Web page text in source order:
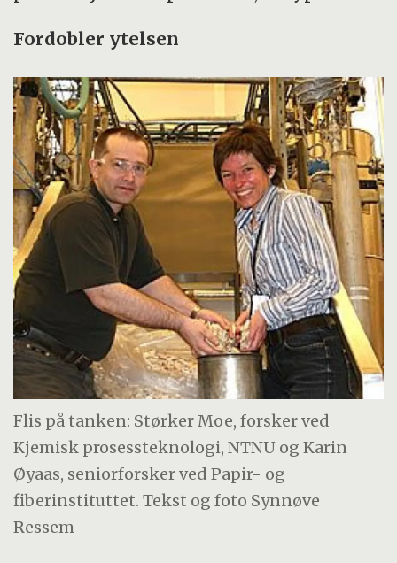
Fordobler ytelsen
Flis på tanken: Størker Moe, forsker ved
Kjemisk prosessteknologi, NTNU og Karin
Øyaas, seniorforsker ved Papir- og
fiberinstituttet. Tekst og foto Synnøve
Ressem